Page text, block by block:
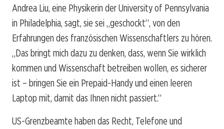
Andrea Liu, eine Physikerin der University of Pennsylvania
in Philadelphia, sagt, sie sei „geschockt“, von den
Erfahrungen des französischen Wissenschaftlers zu hören.
„Das bringt mich dazu zu denken, dass, wenn Sie wirklich
kommen und Wissenschaft betreiben wollen, es sicherer
ist – bringen Sie ein Prepaid-Handy und einen leeren
Laptop mit, damit das Ihnen nicht passiert.“
US-Grenzbeamte haben das Recht, Telefone und